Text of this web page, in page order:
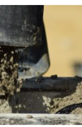
Visby eller på övriga